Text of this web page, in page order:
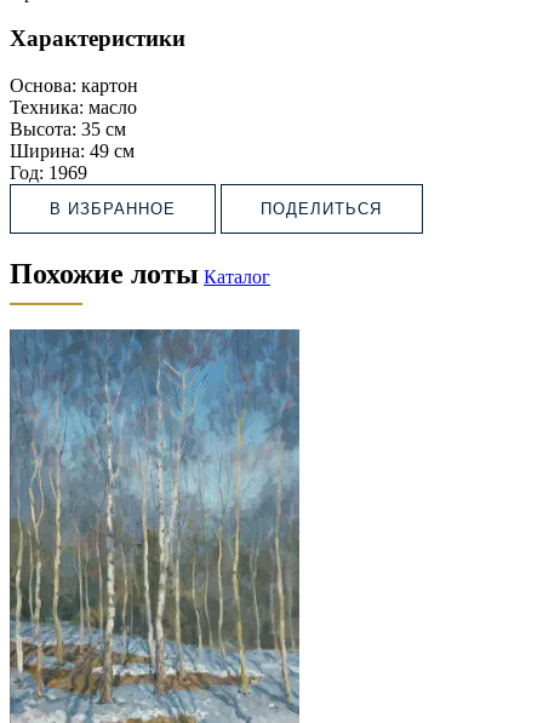
Характеристики
Основа: картон
Техника: масло
Высота: 35 см
Ширина: 49 см
Год: 1969
В ИЗБРАННОЕ ПОДЕЛИТЬСЯ
Похожие лоты Каталог